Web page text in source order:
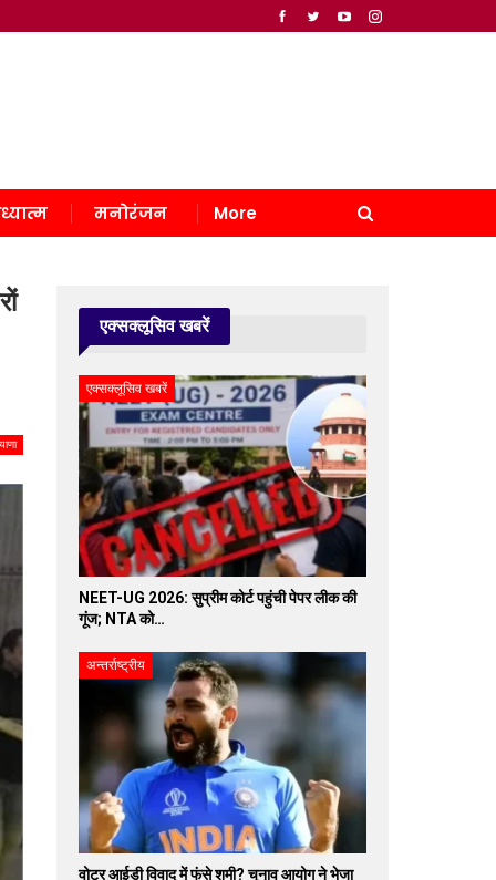
मनोरंजन More
एक्सक्लूसिव खबरें
एक्सक्लूसिव खबरें
NEET-UG 2026: सुप्रीम कोर्ट पहुंची पेपर लीक की
गूंज; NTA को…
अन्तर्राष्ट्रीय
वोटर आईडी विवाद में फंसे शमी? चुनाव आयोग ने भेजा